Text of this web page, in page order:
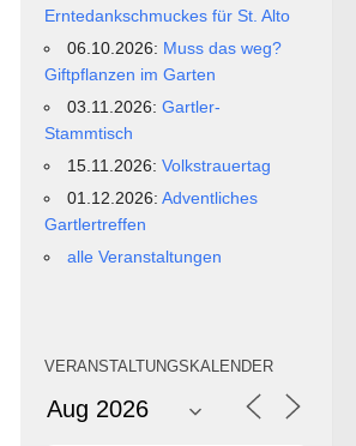
Erntedankschmuckes für St. Alto
06.10.2026: Muss das weg?
Giftpflanzen im Garten
03.11.2026:Gartler-
Stammtisch
15.11.2026:Volkstrauertag
01.12.2026:Adventliches
Gartlertreffen
alle Veranstaltungen
VERANSTALTUNGSKALENDER